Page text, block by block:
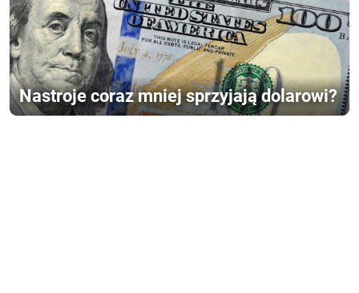
Nastroje coraz mniej sprzyjają dolarowi?